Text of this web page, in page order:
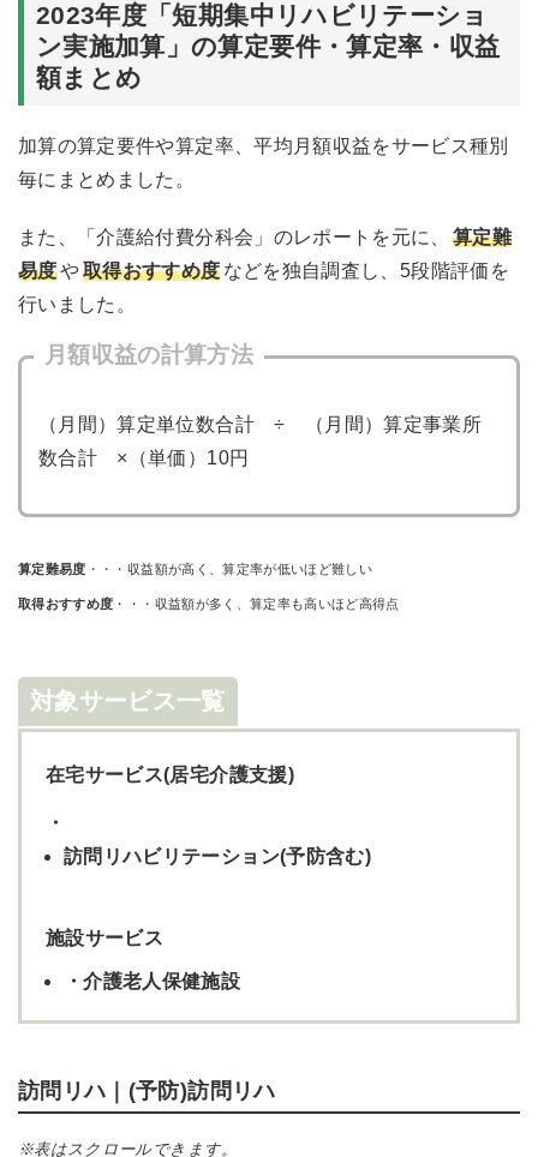
2023年度「短期集中リハビリテーショ
ン実施加算」の算定要件・算定率・収益
額まとめ
加算の算定要件や算定率、平均月額収益をサービス種別
毎にまとめました。
また、「介護給付費分科会」のレポートを元に、
算定難
易度や取得おすすめ度 などを独自調査し、5段階評価を
行いました。
月額収益の計算方法
（月間）算定単位数合計 ÷ （月間）算定事業所
数合計 ×（単価）10円
算定難易度 ・・・収益額が高く、算定率が低いほど難しい
取得おすすめ度 ・・・収益額が多く、算定率も高いほど高得点
対象サービス一覧
在宅サービス(居宅介護支援)
・
訪問リハビリテーション(予防含む)
施設サービス
・介護老人保健施設
訪問リハ｜(予防)訪問リハ
※表はスクロールできます。